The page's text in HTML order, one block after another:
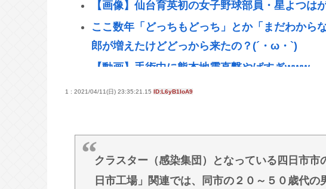
【画像】仙台育英初の女子野球部員・星よつは
ここ数年「どっちもどっち」とか「まだわから
郎が増えたけどどっから来たの？(´・ω・`)
【動画】手術中に熊本地震直撃やばすぎwww
緊縮財政論者として知られる大物財務官僚、高
イギリス、タバコ販売禁止法案を可決www
1 : 2021/04/11(日) 23:35:21.15 ID:L6yB1IoA9
クラスター（感染集団）となっている四日市市
日市工場」関連では、同市の２０～５０歳代